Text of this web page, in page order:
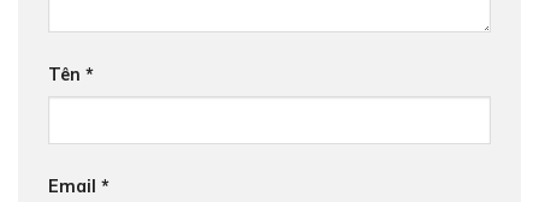
Tên *
Email *